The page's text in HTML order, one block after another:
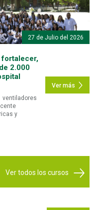
27 de Julio del 2026
fortalecer,
2.000
ventiladores
y
Ver más
Ver todos los cursos